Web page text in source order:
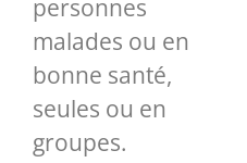
personnes
malades ou en
bonne santé,
seules ou en
groupes.